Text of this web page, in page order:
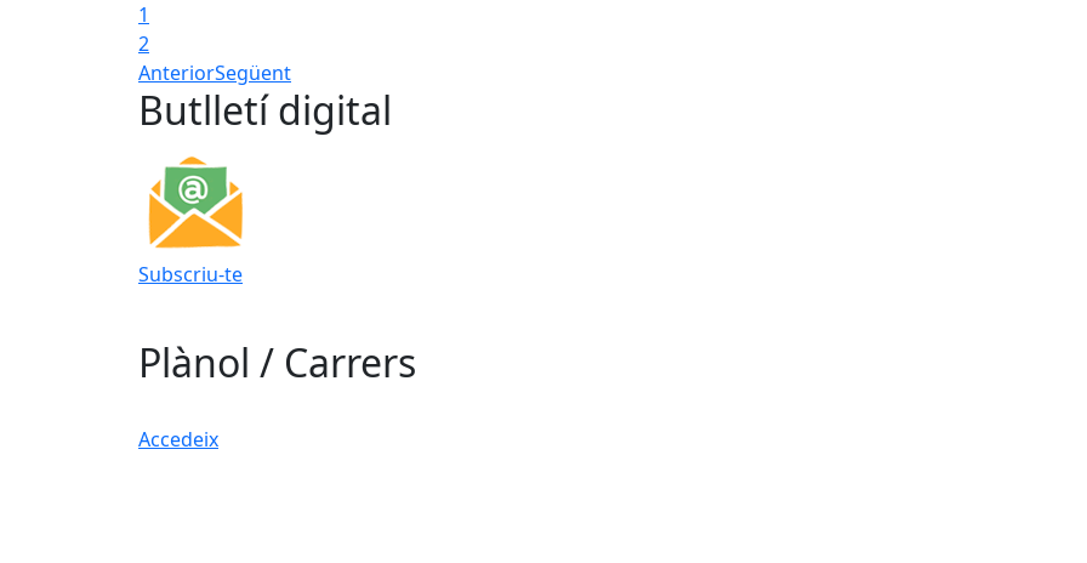
1
2
AnteriorSegüent
Butlletí digital
Subscriu-te
Plànol / Carrers
Accedeix